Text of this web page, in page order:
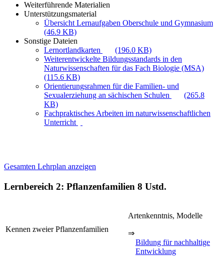
Weiterführende Materialien
Unterstützungsmaterial
Übersicht Lernaufgaben Oberschule und Gymnasium
(46.9 KB)
Sonstige Dateien
Lernortlandkarten
(196.0 KB)
Weiterentwickelte Bildungsstandards in den
Naturwissenschaften für das Fach Biologie (MSA)
(115.6 KB)
Orientierungsrahmen für die Familien- und
Sexualerziehung an sächischen Schulen
(265.8
KB)
Fachpraktisches Arbeiten im naturwissenschaftlichen
Unterricht
Gesamten Lehrplan anzeigen
Lernbereich 2: Pflanzenfamilien 8 Ustd.
Kennen zweier Pflanzenfamilien
Artenkenntnis, Modelle
⇒
Bildung für nachhaltige
Entwicklung